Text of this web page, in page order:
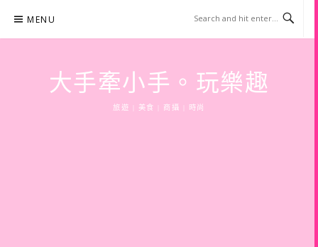
content
MENU
大手牽小手。玩樂趣
旅遊 | 美食 | 商攝 | 時尚